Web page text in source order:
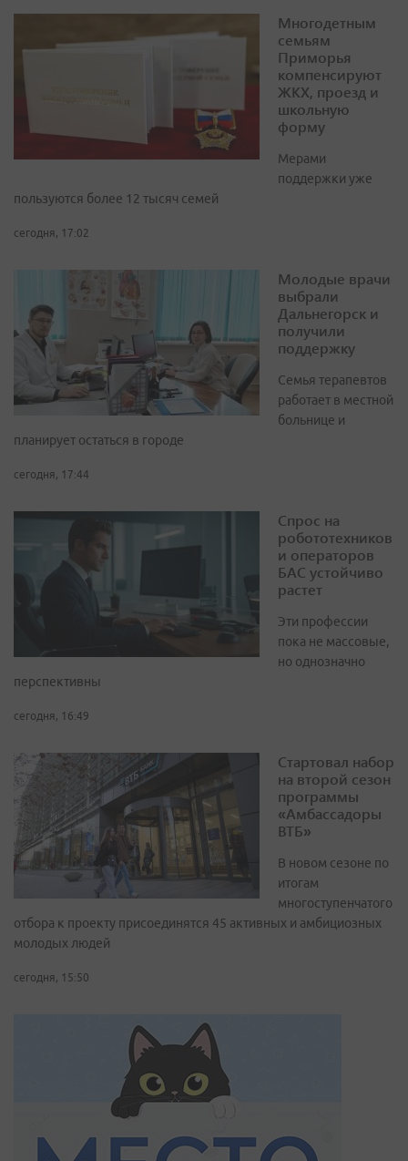
Многодетным
семьям
Приморья
компенсируют
ЖКХ, проезд и
школьную
форму
Мерами
поддержки уже
пользуются более 12 тысяч семей
сегодня, 17:02
Молодые врачи
выбрали
Дальнегорск и
получили
поддержку
Семья терапевтов
работает в местной
больнице и
планирует остаться в городе
сегодня, 17:44
Спрос на
робототехников
и операторов
БАС устойчиво
растет
Эти профессии
пока не массовые,
но однозначно
перспективны
сегодня, 16:49
Стартовал набор
на второй сезон
программы
«Амбассадоры
ВТБ»
В новом сезоне по
итогам
многоступенчатого
отбора к проекту присоединятся 45 активных и амбициозных
молодых людей
сегодня, 15:50